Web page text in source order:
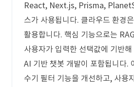
React, Next.js, Prisma,
스가 사용됩니다. 클라우드 환경
활용합니다. 핵심 기능으로는
사용자가 입력한 선택값에 기반
AI 기반 챗봇 개발이 포함됩니다.
수기 필터 기능을 개선하고, 사용